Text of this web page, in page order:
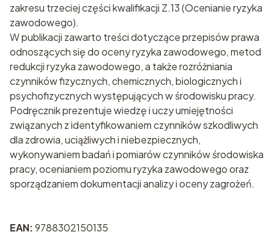
zakresu trzeciej części kwalifikacji Z.13 (Ocenianie ryzyka
zawodowego).
W publikacji zawarto treści dotyczące przepisów prawa
odnoszących się do oceny ryzyka zawodowego, metod
redukcji ryzyka zawodowego, a także rozróżniania
czynników fizycznych, chemicznych, biologicznych i
psychofizycznych występujących w środowisku pracy.
Podręcznik prezentuje wiedzę i uczy umiejętności
związanych z identyfikowaniem czynników szkodliwych
dla zdrowia, uciążliwych i niebezpiecznych,
wykonywaniem badań i pomiarów czynników środowiska
pracy, ocenianiem poziomu ryzyka zawodowego oraz
sporządzaniem dokumentacji analizy i oceny zagrożeń.
EAN:9788302150135